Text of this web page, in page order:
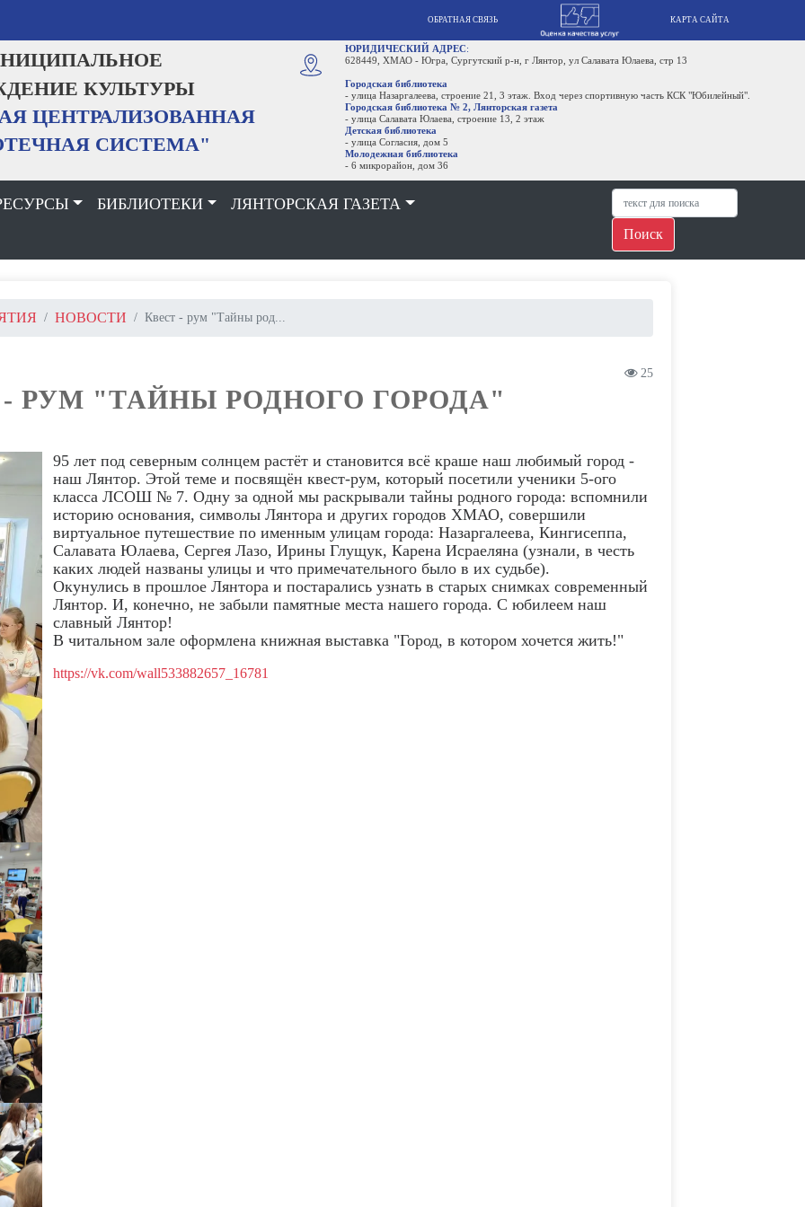
СИСТЕМА"
КУЛЬТУРЫ
ЮРИДИЧЕСКИЙ АДРЕС:
628449, ХМАО - Югра, Сургутский р-н, г Лянтор, ул Салавата Юлаева, стр 13
Городская библиотека
- улица Назаргалеева, строение 21, 3 этаж. Вход через спортивную часть КСК "Юбилейный".
Городская библиотека № 2, Лянторская газета
- улица Салавата Юлаева, строение 13, 2 этаж
- улица Согласия, дом 5
Молодежная библиотека
- 6 микрорайон, дом 36
КАРТА САЙТА
БИБЛИОТЕКИ ЛЯНТОРСКАЯ ГАЗЕТА
Поиск
НОВОСТИ Квест - рум "Тайны род...
25
РУМ "ТАЙНЫ РОДНОГО ГОРОДА"
95 лет под северным солнцем растёт и становится всё краше наш любимый город -
наш Лянтор. Этой теме и посвящён квест-рум, который посетили ученики 5-ого
класса ЛСОШ № 7. Одну за одной мы раскрывали тайны родного города: вспомнили
историю основания, символы Лянтора и других городов ХМАО, совершили
виртуальное путешествие по именным улицам города: Назаргалеева, Кингисеппа,
Салавата Юлаева, Сергея Лазо, Ирины Глущук, Карена Исраеляна (узнали, в честь
каких людей названы улицы и что примечательного было в их судьбе).
Окунулись в прошлое Лянтора и постарались узнать в старых снимках современный
Лянтор. И, конечно, не забыли памятные места нашего города. С юбилеем наш
славный Лянтор!
В читальном зале оформлена книжная выставка "Город, в котором хочется жить!"
https://vk.com/wall533882657_16781